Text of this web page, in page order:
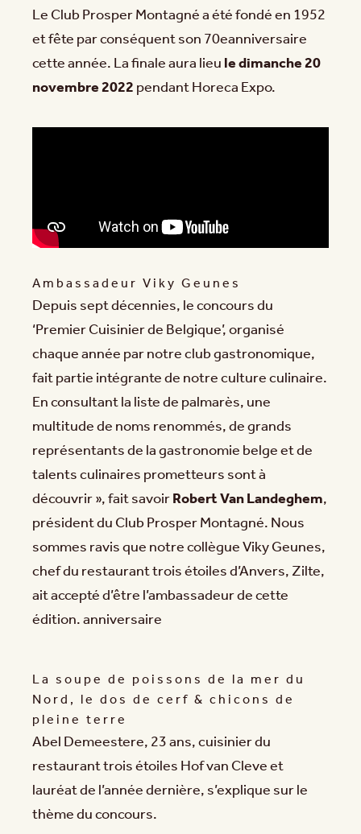
Le Club Prosper Montagné a été fondé en 1952
et fête par conséquent son 70eanniversaire
cette année. La finale aura lieule dimanche 20
novembre 2022pendant Horeca Expo.
Ambassadeur Viky Geunes
Depuis sept décennies, le concours du
‘Premier Cuisinier de Belgique’, organisé
chaque année par notre club gastronomique,
fait partie intégrante de notre culture culinaire.
En consultant la liste de palmarès, une
multitude de noms renommés, de grands
représentants de la gastronomie belge et de
talents culinaires prometteurs sont à
découvrir », fait savoirRobert Van Landeghem,
président du Club Prosper Montagné. Nous
sommes ravis que notre collègue Viky Geunes,
chef du restaurant trois étoiles d’Anvers, Zilte,
ait accepté d’être l’ambassadeur de cette
édition. anniversaire
La soupe de poissons de la mer du
Nord, le dos de cerf & chicons de
pleine terre
Abel Demeestere, 23 ans, cuisinier du
restaurant trois étoiles Hof van Cleve et
lauréat de l’année dernière, s’explique sur le
thème du concours.